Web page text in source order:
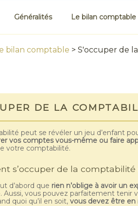
Généralités Le bilan comptable
bilan comptable > S'occuper de
DE LA
peut se révéler un jeu d’enfant
vos comptes vous-même ou faire
votre comptabilité.
s’occuper de la
d’abord que rien n’oblige à avoir un
Aussi, vous pouvez parfaitement
quoi qu’il en soit, vous devez être